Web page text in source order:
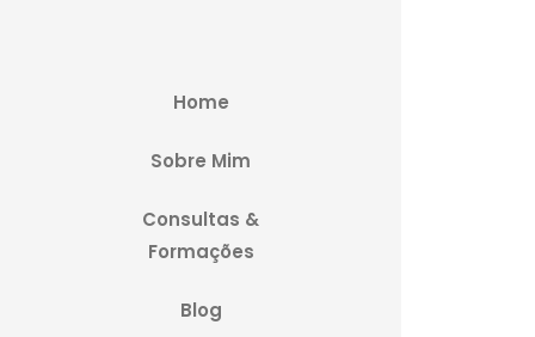
Home
Sobre Mim
Consultas &
Formações
Blog